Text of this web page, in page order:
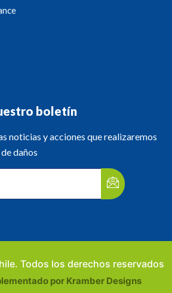
boletín
noticias y acciones que realizaremos
daños
Todos los derechos reservados
por Kramber Designs